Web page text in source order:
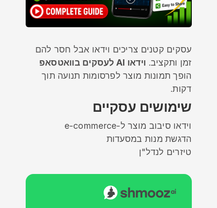
עסקים קטנים צריכים וידאו אבל חסר להם
זמן ותקציב. וידאו AI לעסקים בוואטסאפ
הופך תמונות מוצר לפרסומות תנועה תוך
דקות.
שימושים עסקיים
וידאו סיבוב מוצר ל-e-commerce
הדגשת מנות במסעדות
טיזרים לנדל"ן